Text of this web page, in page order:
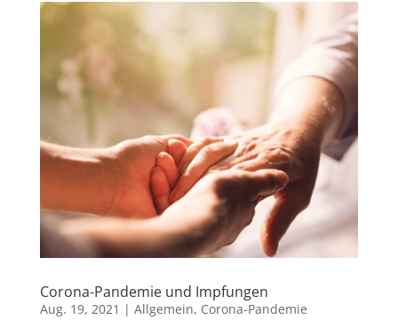
Corona-Pandemie und Impfungen
Aug. 19, 2021 | Allgemein, Corona-Pandemie